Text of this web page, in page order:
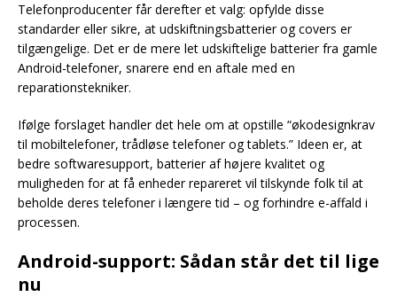
Telefonproducenter får derefter et valg: opfylde disse
standarder eller sikre, at udskiftningsbatterier og covers er
tilgængelige. Det er de mere let udskiftelige batterier fra gamle
Android-telefoner, snarere end en aftale med en
reparationstekniker.
Ifølge forslaget handler det hele om at opstille “økodesignkrav
til mobiltelefoner, trådløse telefoner og tablets.” Ideen er, at
bedre softwaresupport, batterier af højere kvalitet og
muligheden for at få enheder repareret vil tilskynde folk til at
beholde deres telefoner i længere tid – og forhindre e-affald i
processen.
Android-support: Sådan står det til lige
nu